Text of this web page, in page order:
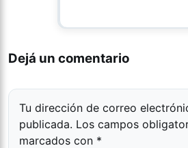
Dejá un comentario
Tu dirección de correo
publicada. Los campos
marcados con *